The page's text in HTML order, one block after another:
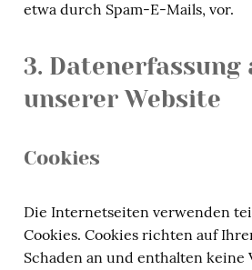
etwa durch Spam-E-Mails, vor.
3. Datenerfassung
unserer Website
Cookies
Die Internetseiten verwenden
Cookies. Cookies richten auf
Schaden an und enthalten keine